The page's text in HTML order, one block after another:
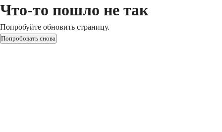
Что-то пошло не так
Попробуйте обновить страницу.
Попробовать снова